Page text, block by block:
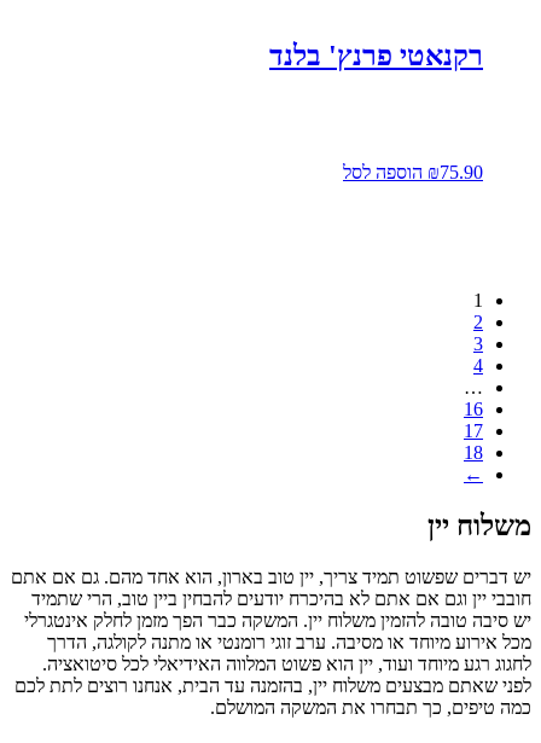
רקנאטי פרנץ' בלנד
₪75.90 הוספה לסל
1
2
3
4
…
16
17
18
←
משלוח יין
יש דברים שפשוט תמיד צריך, יין טוב בארון, הוא אחד מהם. גם אם אתם
חובבי יין וגם אם אתם לא בהיכרח יודעים להבחין ביין טוב, הרי שתמיד
יש סיבה טובה להזמין משלוח יין. המשקה כבר הפך מזמן לחלק אינטגרלי
מכל אירוע מיוחד או מסיבה. ערב זוגי רומנטי או מתנה לקולגה, הדרך
לחגוג רגע מיוחד ועוד, יין הוא פשוט המלווה האידיאלי לכל סיטואציה.
לפני שאתם מבצעים משלוח יין, בהזמנה עד הבית, אנחנו רוצים לתת לכם
כמה טיפים, כך תבחרו את המשקה המושלם.